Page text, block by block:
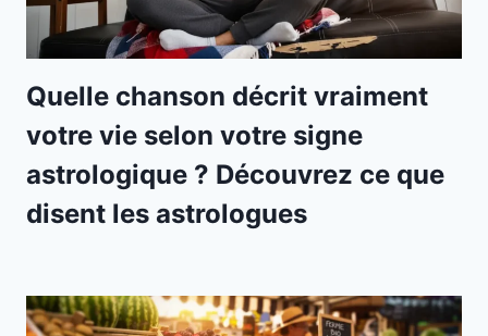
Quelle chanson décrit vraiment
votre vie selon votre signe
astrologique ? Découvrez ce que
disent les astrologues